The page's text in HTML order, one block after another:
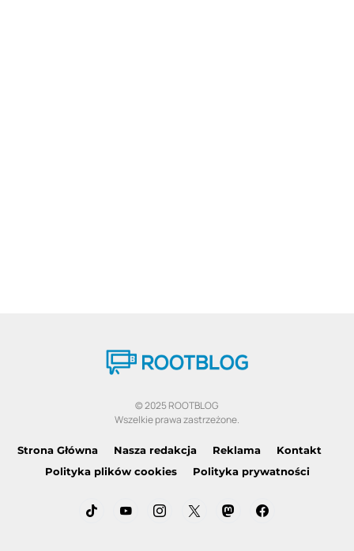
© 2025 ROOTBLOG
Wszelkie prawa zastrzeżone.
Strona Główna Nasza redakcja Reklama
Kontakt
Polityka plików cookies
Polityka prywatności